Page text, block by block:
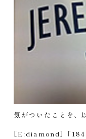
気がついたことを、
[E:diamond]「